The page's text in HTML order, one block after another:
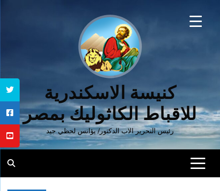
كنيسة الاسكندرية
للاقباط الكاثوليك بمصر
رئيس التحرير الاب الدكتور/ يؤانس لحظي جيد